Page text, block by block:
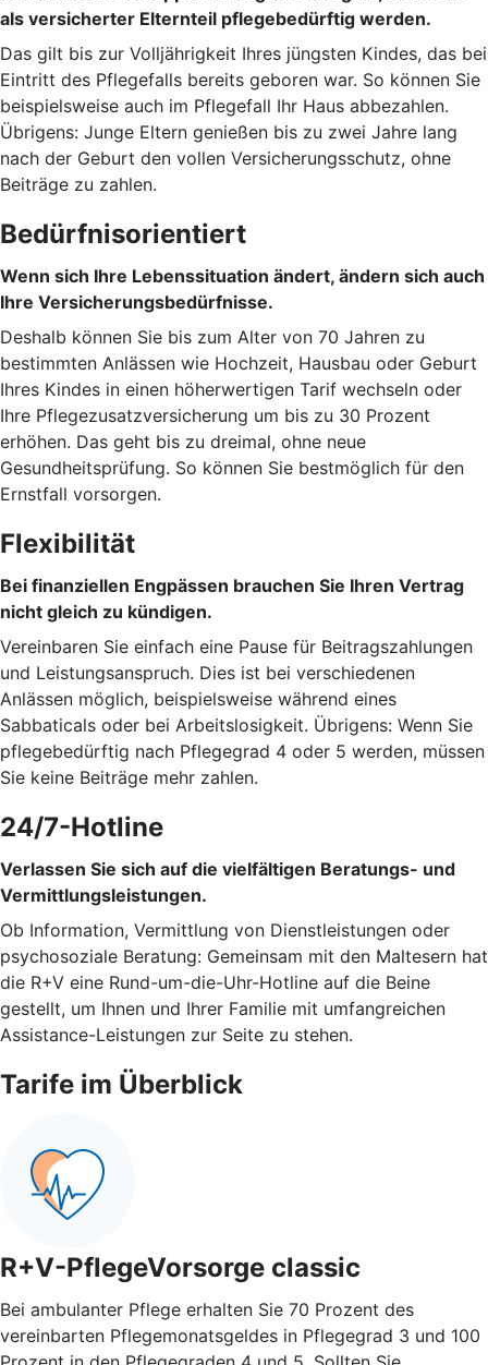
als versicherter Elternteil pflegebedürftig werden.
Das gilt bis zur Volljährigkeit Ihres jüngsten Kindes, das bei
Eintritt des Pflegefalls bereits geboren war. So können Sie
beispielsweise auch im Pflegefall Ihr Haus abbezahlen.
Übrigens: Junge Eltern genießen bis zu zwei Jahre lang
nach der Geburt den vollen Versicherungsschutz, ohne
Beiträge zu zahlen.
Bedürfnisorientiert
Wenn sich Ihre Lebenssituation ändert, ändern sich auch
Ihre Versicherungsbedürfnisse.
Deshalb können Sie bis zum Alter von 70 Jahren zu
bestimmten Anlässen wie Hochzeit, Hausbau oder Geburt
Ihres Kindes in einen höherwertigen Tarif wechseln oder
Ihre Pflegezusatzversicherung um bis zu 30 Prozent
erhöhen. Das geht bis zu dreimal, ohne neue
Gesundheitsprüfung. So können Sie bestmöglich für den
Ernstfall vorsorgen.
Flexibilität
Bei finanziellen Engpässen brauchen Sie Ihren Vertrag
nicht gleich zu kündigen.
Vereinbaren Sie einfach eine Pause für Beitragszahlungen
und Leistungsanspruch. Dies ist bei verschiedenen
Anlässen möglich, beispielsweise während eines
Sabbaticals oder bei Arbeitslosigkeit. Übrigens: Wenn Sie
pflegebedürftig nach Pflegegrad 4 oder 5 werden, müssen
Sie keine Beiträge mehr zahlen.
24/7-Hotline
Verlassen Sie sich auf die vielfältigen Beratungs- und
Vermittlungsleistungen.
Ob Information, Vermittlung von Dienstleistungen oder
psychosoziale Beratung: Gemeinsam mit den Maltesern hat
die R+V eine Rund-um-die-Uhr-Hotline auf die Beine
gestellt, um Ihnen und Ihrer Familie mit umfangreichen
Assistance-Leistungen zur Seite zu stehen.
Tarife im Überblick
R+V-PflegeVorsorge classic
Bei ambulanter Pflege erhalten Sie 70 Prozent des
vereinbarten Pflegemonatsgeldes in Pflegegrad 3 und 100